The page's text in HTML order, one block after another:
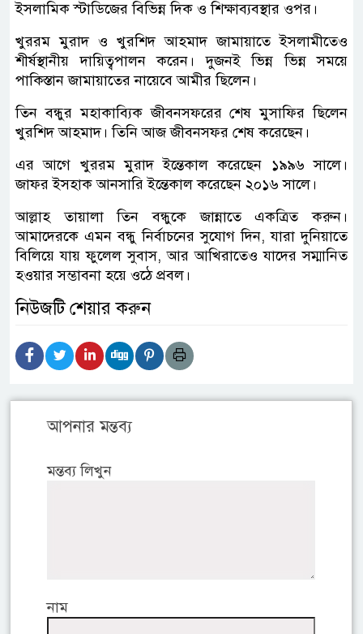
ইসলামিক স্টাডিজের বিভিন্ন দিক ও শিক্ষাব্যবস্থার ওপর।
খুররম মুরাদ ও খুরশিদ আহমাদ জামায়াতে ইসলামীতেও
শীর্ষস্থানীয় দায়িত্বপালন করেন। দুজনই ভিন্ন ভিন্ন সময়ে
পাকিস্তান জামায়াতের নায়েবে আমীর ছিলেন।
তিন বন্ধুর মহাকাব্যিক জীবনসফরের শেষ মুসাফির ছিলেন
খুরশিদ আহমাদ। তিনি আজ জীবনসফর শেষ করেছেন।
এর আগে খুররম মুরাদ ইন্তেকাল করেছেন ১৯৯৬ সালে।
জাফর ইসহাক আনসারি ইন্তেকাল করেছেন ২০১৬ সালে।
আল্লাহ তায়ালা তিন বন্ধুকে জান্নাতে একত্রিত করুন।
আমাদেরকে এমন বন্ধু নির্বাচনের সুযোগ দিন, যারা দুনিয়াতে
বিলিয়ে যায় ফুলেল সুবাস, আর আখিরাতেও যাদের সম্মানিত
হওয়ার সম্ভাবনা হয়ে ওঠে প্রবল।
নিউজটি শেয়ার করুন
আপনার মন্তব্য
মন্তব্য লিখুন
নাম